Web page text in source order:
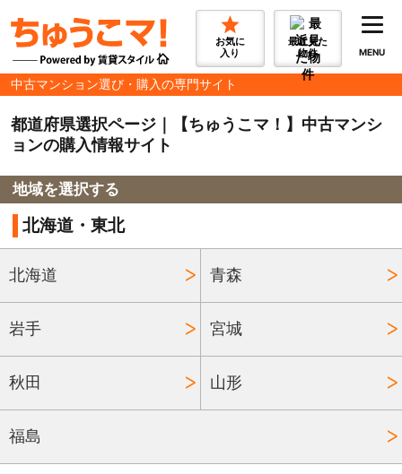
お気に
入り
最近見た
物件
MENU
中古マンション選び・購入の専門サイト
都道府県選択ページ｜【ちゅうこマ！】中古マンシ
ョンの購入情報サイト
地域を選択する
北海道・東北
北海道 青森
岩手 宮城
秋田 山形
福島